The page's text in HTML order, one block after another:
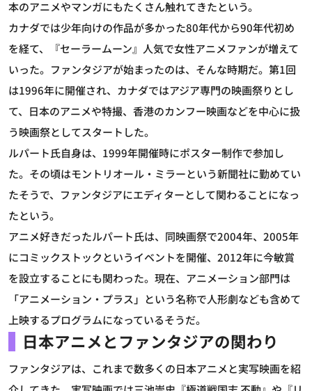
本のアニメやマンガにもたくさん触れてきたという。
カナダでは少年向けの作品が多かった80年代から90年代初め
を経て、『セーラームーン』人気で女性アニメファンが増えて
いった。ファンタジアが始まったのは、そんな時期だ。第1回
は1996年に開催され、カナダではアジア専門の映画祭りとし
て、日本のアニメや特撮、香港のカンフー映画などを中心に扱
う映画祭としてスタートした。
ルパート氏自身は、1999年開催時にポスター制作で参加し
た。その頃はモントリオール・ミラーという新聞社に勤めてい
たそうで、ファンタジアにエディターとして関わることになっ
たという。
アニメ好きだったルパート氏は、同映画祭で2004年、2005年
にコミックストックというイベントを開催、2012年に今敏賞
を設立することにも関わった。現在、アニメーション部門は
「アニメーション・プラス」という名称で人形劇なども含めて
上映するプログラムになっているそうだ。
日本アニメとファンタジアの関わり
ファンタジアは、これまで数多くの日本アニメと実写映画を紹